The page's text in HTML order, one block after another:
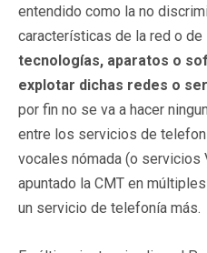
entendido como la no
características de la red o
tecnologías, aparatos o
explotar dichas redes o
por fin no se va a hacer
entre los servicios de
vocales nómada (o servicios
apuntado la CMT en
un servicio de telefonía más.